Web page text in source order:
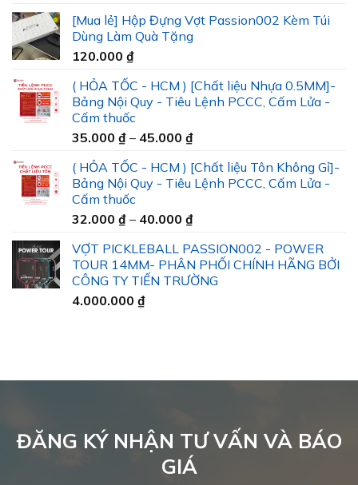
[Mua lẻ] Hộp Đựng Vợt Passion002 Kèm Túi
Dùng Làm Quà Tặng
120.000 ₫
( HỎA TỐC - HCM ) [Chất liệu Nhựa 0.5MM]-
Bảng Nội Quy - Tiêu Lệnh PCCC, Cấm Lửa -
Cấm thuốc
35.000 ₫ – 45.000 ₫Khoảng
từ
35.000 ₫
45.000 ₫
( HỎA TỐC - HCM ) [Chất liệu Tôn Không Gỉ]-
Bảng Nội Quy - Tiêu Lệnh PCCC, Cấm Lửa -
Cấm thuốc
32.000 ₫ – 40.000 ₫Khoảng
từ
32.000 ₫
đến
VỢT PICKLEBALL PASSION002 - POWER
TOUR 14MM- PHÂN PHỐI CHÍNH HÃNG BỞI
CÔNG TY TIẾN TRƯỜNG
4.000.000 ₫
ĐĂNG KÝ NHẬN TƯ VẤN VÀ BÁO
GIÁ